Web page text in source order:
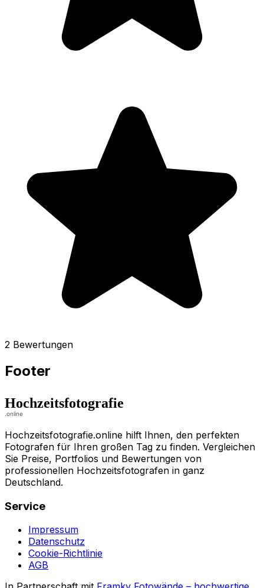
2 Bewertungen
Footer
Hochzeitsfotografie.online hilft Ihnen, den perfekten
Fotografen für Ihren großen Tag zu finden. Vergleichen
Sie Preise, Portfolios und Bewertungen von
professionellen Hochzeitsfotografen in ganz
Deutschland.
Service
Impressum
Datenschutz
Cookie-Richtlinie
AGB